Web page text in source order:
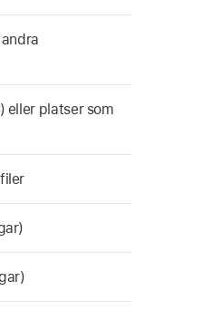
eller platser som